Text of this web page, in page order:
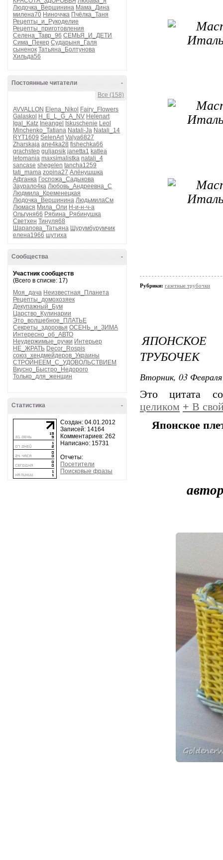
Людочка_Вершинина Мама_Дина
милена70 Ниноччка Пчёлка_Таня
Рецепты_и_Рукоделие
Рецепты_приготовления
Селена_Тавр_96 СЕМЬЯ_И_ДЕТИ
Сима_Пекер Сударыня_Галя
сыненок Татьяна_Болтунова
Хильда56
-
Постоянные читатели
Все (158)
AVVALLON Elena_Nikol
Fairy_Flowers
Galaskol
H_E_L_G_A_NV Helenart
Igal_Katz Ineangel Iskuschenie Leol
Minchenko_Tatiana Natali-Ja Natali_14
RYT1609 SelenArt Valya6827
Zharskaja ane4ka28 fishechka66
grachstep guljapsik janetta1 katlea
letomania maxsimalistka natali_4
sancase shegelen tancha1259
tati_mama zopina27 Алёнушшка
Афганка Госпожа_Садыкова
Заурало4ка Любовь_Андреевна_С
Людмила_Кременецкая
Людочка_Вершинина ЛюдьмилаСм
Люмася Мила_Оли Н-и-н-ч-а
Ольгуня66 Рябина_Рябинушка
Светхен Тинуля68
Шарапова_Татьяна Шурумбурумчик
елена1966 шутиха
-
Сообщества
Участник сообществ
(Всего в списке: 17)
Моя_дача Неизвестная_Планета
Рецепты_домохозяек
Декупажный_Бум
Царство_Кулинарии
Это_волшебное_ПЛАТЬЕ
Секреты_здоровья ОСЕНЬ_и_ЗИМА
Интересно_об_АВТО
Неудержимые_ручки Интерьер
НЕ_ЖРАТЬ Decor_Rospis
союз_хендмейдеров_Украины
СТРОЙНЕЕМ_С_УДОВОЛЬСТВИЕМ
Вкусно_Быстро_Недорого
Только_для_женщин
-
Статистика
Создан: 04.01.2012
Записей: 14164
Комментариев: 262
Написано: 15731
Отчеты:
Посетители
Поисковые фразы
Рубрики: газетные трубочки
ТРУБОЧЕК
Вторник, 03
Это цитата
целиком + В
Японское